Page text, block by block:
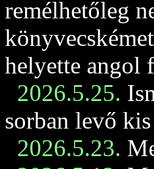
remélhetőleg
helyette angol
2026.5.25.
sorban levő
2026.5.23.